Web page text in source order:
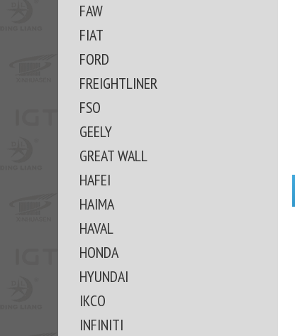
FAW
FIAT
FORD
FREIGHTLINER
FSO
GEELY
GREAT WALL
HAFEI
HAIMA
HAVAL
HONDA
HYUNDAI
IKCO
INFINITI